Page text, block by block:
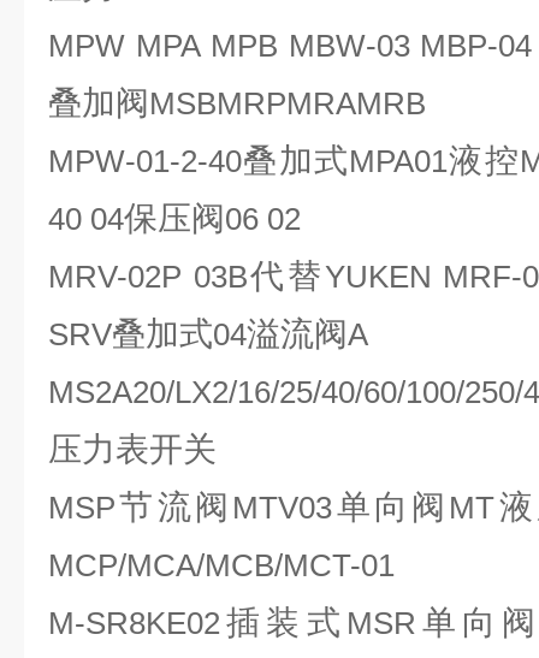
MPW MPA MPB MBW-03 MBP-
叠加阀 MSBMRPMRAMRB
MPW-01-2-40叠加式MPA01液控
40 04保压阀06 02
MRV-02P 03B代替YUKEN MRF-
SRV叠加式04溢流阀A
MS2A20/LX2/16/25/40/60/100/250/
压力表开关
MSP节流阀 MTV03单向阀 MT
MCP/MCA/MCB/MCT-01
M-SR8KE02插装式 MSR 单向